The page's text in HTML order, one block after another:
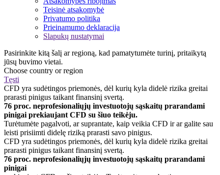
Teisinė atsakomybė
Privatumo politika
Prieinamumo deklaracija
Slapukų nustatymai
Pasirinkite kitą šalį ar regioną, kad pamatytumėte turinį, pritaikytą
jūsų buvimo vietai.
Choose country or region
Tęsti
CFD yra sudėtingos priemonės, dėl kurių kyla didelė rizika greitai
prarasti pinigus taikant finansinį svertą.
76 proc. neprofesionaliųjų investuotojų sąskaitų prarandami
pinigai prekiaujant CFD su šiuo teikėju.
Turėtumėte pagalvoti, ar suprantate, kaip veikia CFD ir ar galite sau
leisti prisiimti didelę riziką prarasti savo pinigus.
CFD yra sudėtingos priemonės, dėl kurių kyla didelė rizika greitai
prarasti pinigus taikant finansinį svertą.
76 proc. neprofesionaliųjų investuotojų sąskaitų prarandami
pinigai